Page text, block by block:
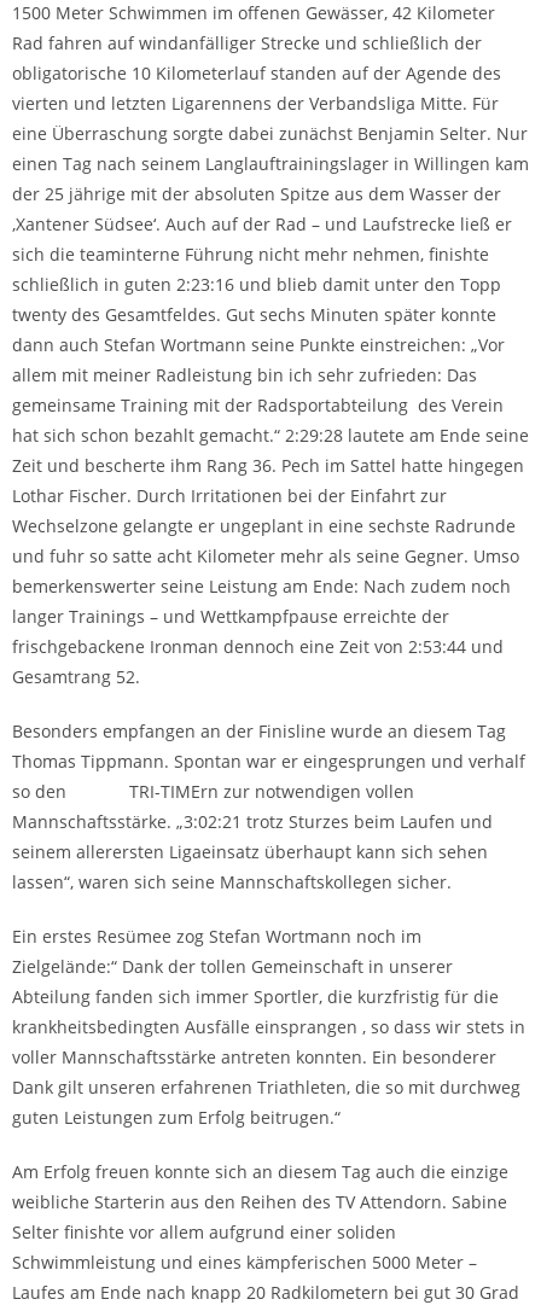
1500 Meter Schwimmen im offenen Gewässer, 42 Kilometer
Rad fahren auf windanfälliger Strecke und schließlich der
obligatorische 10 Kilometerlauf standen auf der Agende des
vierten und letzten Ligarennens der Verbandsliga Mitte. Für
eine Überraschung sorgte dabei zunächst Benjamin Selter. Nur
einen Tag nach seinem Langlauftrainingslager in Willingen kam
der 25 jährige mit der absoluten Spitze aus dem Wasser der
‚Xantener Südsee‘. Auch auf der Rad – und Laufstrecke ließ er
sich die teaminterne Führung nicht mehr nehmen, finishte
schließlich in guten 2:23:16 und blieb damit unter den Topp
twenty des Gesamtfeldes. Gut sechs Minuten später konnte
dann auch Stefan Wortmann seine Punkte einstreichen: „Vor
allem mit meiner Radleistung bin ich sehr zufrieden: Das
gemeinsame Training mit der Radsportabteilung des Verein
hat sich schon bezahlt gemacht.“ 2:29:28 lautete am Ende seine
Zeit und bescherte ihm Rang 36. Pech im Sattel hatte hingegen
Lothar Fischer. Durch Irritationen bei der Einfahrt zur
Wechselzone gelangte er ungeplant in eine sechste Radrunde
und fuhr so satte acht Kilometer mehr als seine Gegner. Umso
bemerkenswerter seine Leistung am Ende: Nach zudem noch
langer Trainings – und Wettkampfpause erreichte der
frischgebackene Ironman dennoch eine Zeit von 2:53:44 und
Gesamtrang 52.
Besonders empfangen an der Finisline wurde an diesem Tag
Thomas Tippmann. Spontan war er eingesprungen und verhalf
so den TRI-TIMErn zur notwendigen vollen
Mannschaftsstärke. „3:02:21 trotz Sturzes beim Laufen und
seinem allerersten Ligaeinsatz überhaupt kann sich sehen
lassen“, waren sich seine Mannschaftskollegen sicher.
Ein erstes Resümee zog Stefan Wortmann noch im
Zielgelände:“ Dank der tollen Gemeinschaft in unserer
Abteilung fanden sich immer Sportler, die kurzfristig für die
krankheitsbedingten Ausfälle einsprangen , so dass wir stets in
voller Mannschaftsstärke antreten konnten. Ein besonderer
Dank gilt unseren erfahrenen Triathleten, die so mit durchweg
guten Leistungen zum Erfolg beitrugen.“
Am Erfolg freuen konnte sich an diesem Tag auch die einzige
weibliche Starterin aus den Reihen des TV Attendorn. Sabine
Selter finishte vor allem aufgrund einer soliden
Schwimmleistung und eines kämpferischen 5000 Meter –
Laufes am Ende nach knapp 20 Radkilometern bei gut 30 Grad